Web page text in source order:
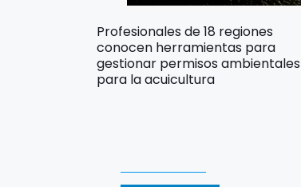
Profesionales de 18 regiones
conocen herramientas para
gestionar permisos ambientales
para la acuicultura